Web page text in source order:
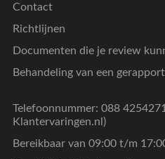
Contact
Richtlijnen
Documenten die je review
Behandeling van een
Telefoonnummer: 088
Klantervaringen.nl)
Bereikbaar van 09:00 t/m